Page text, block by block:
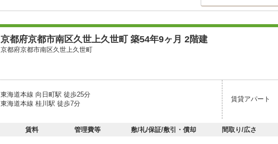
京都府京都市南区久世上久世町 築54年9ヶ月 2階建
京都府京都市南区久世上久世町
東海道本線 向日町駅 徒歩25分
東海道本線 桂川駅 徒歩7分
賃貸アパート
賃料 管理費等 敷/礼/保証/敷引・償却 間取り/広さ